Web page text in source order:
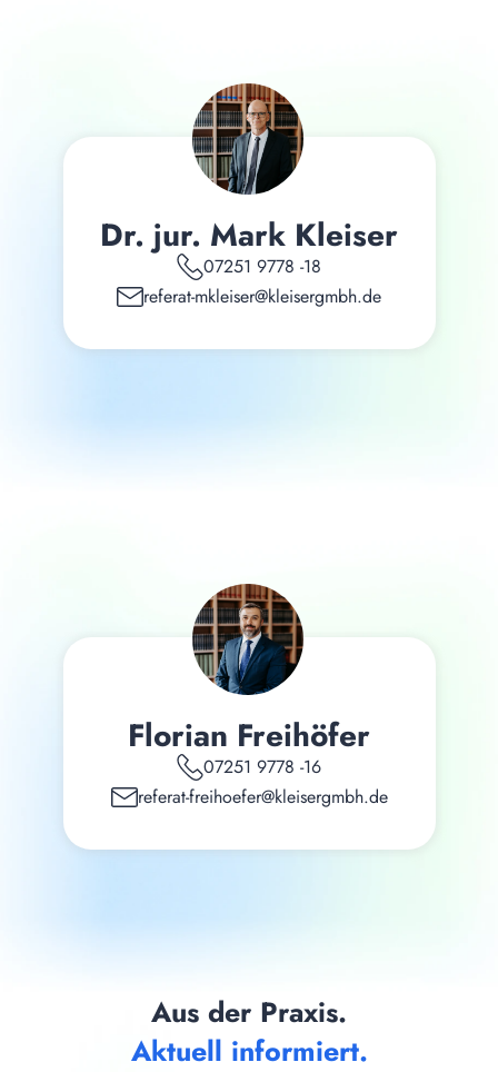
Dr. jur. Mark Kleiser
07251 9778 -18
referat-mkleiser@kleisergmbh.de
Florian Freihöfer
07251 9778 -16
referat-freihoefer@kleisergmbh.de
Aus der Praxis.
Aktuell informiert.